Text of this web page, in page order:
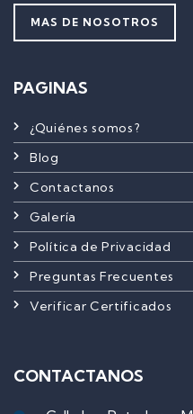
MAS DE NOSOTROS
PAGINAS
¿Quiénes somos?
Blog
Contactanos
Galería
Política de Privacidad
Preguntas Frecuentes
Verificar Certificados
CONTACTANOS